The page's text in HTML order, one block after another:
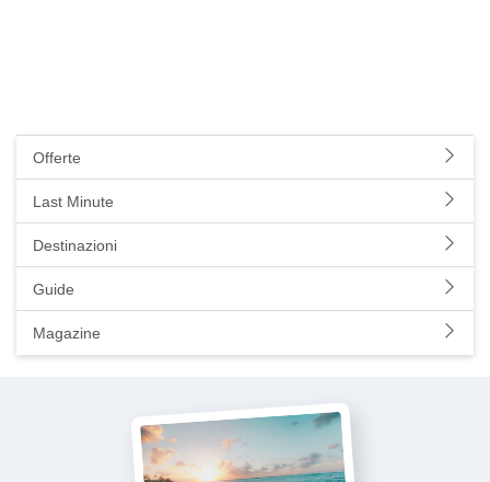
Offerte
Last Minute
Destinazioni
Guide
Magazine